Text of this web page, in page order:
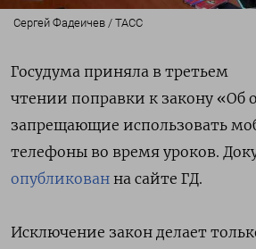
Сергей Фадеичев / ТАСС
Госудума приняла в третьем
чтении поправки к закону «Об
запрещающие использовать
телефоны во время уроков.
опубликован на сайте ГД.
Исключение закон делает